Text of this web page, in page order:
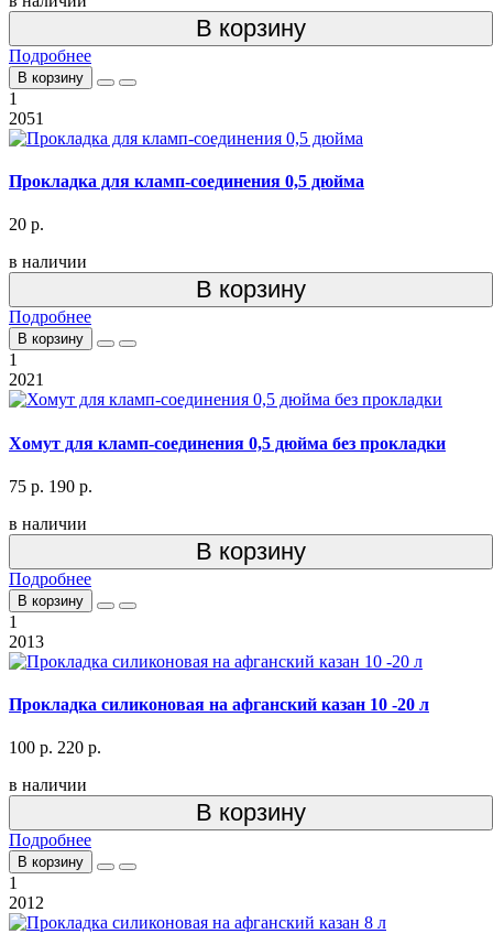
В корзину
Подробнее
В корзину
1
2051
Прокладка для кламп-соединения 0,5 дюйма
20 р.
в наличии
В корзину
Подробнее
В корзину
1
2021
Хомут для кламп-соединения 0,5 дюйма без прокладки
75 р. 190 р.
в наличии
В корзину
Подробнее
В корзину
1
2013
Прокладка силиконовая на афганский казан 10 -20 л
100 р. 220 р.
в наличии
В корзину
Подробнее
В корзину
1
2012